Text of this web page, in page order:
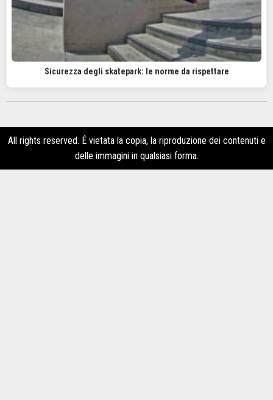
Sicurezza degli skatepark: le norme da rispettare
All rights reserved. É vietata la copia, la riproduzione dei contenuti e
delle immagini in qualsiasi forma.